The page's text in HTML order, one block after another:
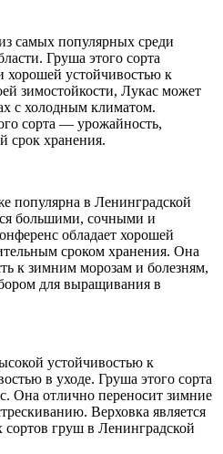
самых популярных среди
Груша этого сорта
хорошей устойчивостью к
зимостойкости, Лукас может
с холодным климатом.
сорта — урожайность,
срок хранения.
популярна в Ленинградской
большими, сочными и
обладает хорошей
сроком хранения. Она
к зимним морозам и болезням,
для выращивания в
устойчивостью к
в уходе. Груша этого сорта
Она отлично переносит зимние
Верховка является
груш в Ленинградской